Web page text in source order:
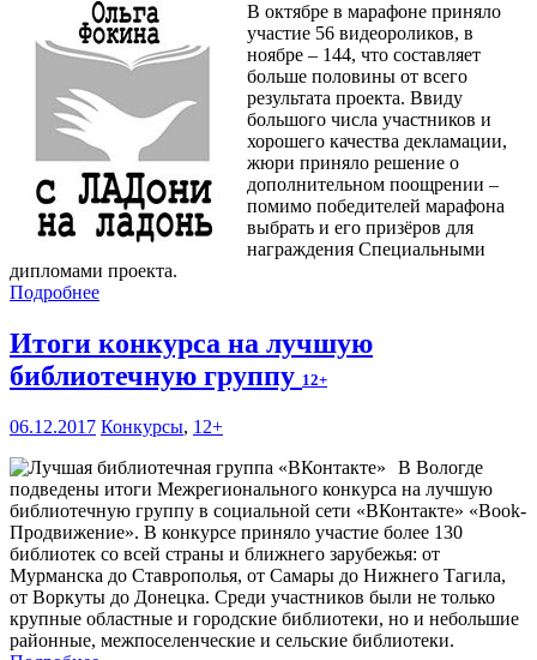
В октябре в марафоне приняло
участие 56 видеороликов, в
ноябре – 144, что составляет
больше половины от всего
результата проекта. Ввиду
большого числа участников и
хорошего качества декламации,
жюри приняло решение о
дополнительном поощрении –
помимо победителей марафона
выбрать и его призёров для
награждения Специальными
дипломами проекта.
Подробнее
Итоги конкурса на лучшую
библиотечную группу 12+
06.12.2017 Конкурсы, 12+
В Вологде
подведены итоги Межрегионального конкурса на лучшую
библиотечную группу в социальной сети «ВКонтакте» «Book-
Продвижение». В конкурсе приняло участие более 130
библиотек со всей страны и ближнего зарубежья: от
Мурманска до Ставрополья, от Самары до Нижнего Тагила,
от Воркуты до Донецка. Среди участников были не только
крупные областные и городские библиотеки, но и небольшие
районные, межпоселенческие и сельские библиотеки.